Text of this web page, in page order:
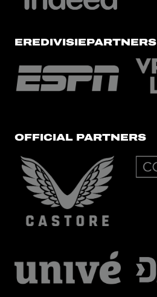
EREDIVISIEPARTNERS
OFFICIAL PARTNERS